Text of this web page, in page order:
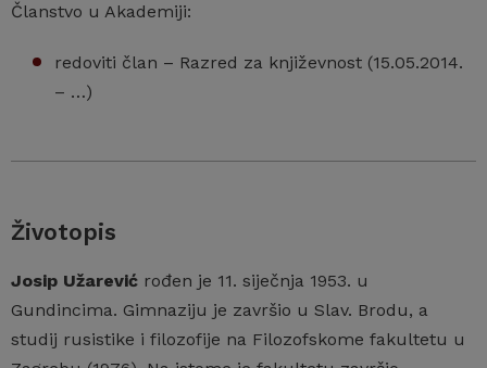
Članstvo u Akademiji:
redoviti član – Razred za književnost (15.05.2014.
– …)
Životopis
Josip Užarević rođen je 11. siječnja 1953. u
Gundincima. Gimnaziju je završio u Slav. Brodu, a
studij rusistike i filozofije na Filozofskome fakultetu u